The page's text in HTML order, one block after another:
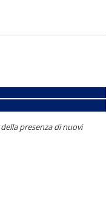
presenza di nuovi